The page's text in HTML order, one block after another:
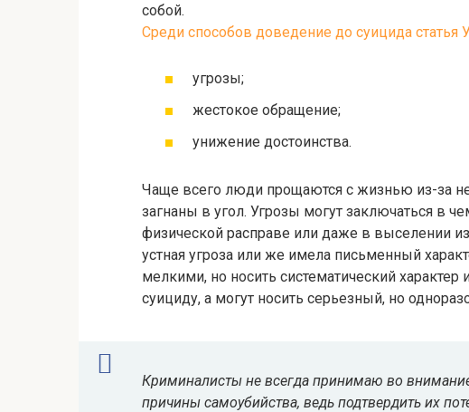
собой.
Среди способов доведение до суицида статья
угрозы;
жестокое обращение;
унижение достоинства.
Чаще всего люди прощаются с жизнью из-за
загнаны в угол. Угрозы могут заключаться в
физической расправе или даже в выселении
устная угроза или же имела письменный
мелкими, но носить систематический
суициду, а могут носить серьезный, но
Криминалисты не всегда принимаю во
причины самоубийства, ведь подтвердить их